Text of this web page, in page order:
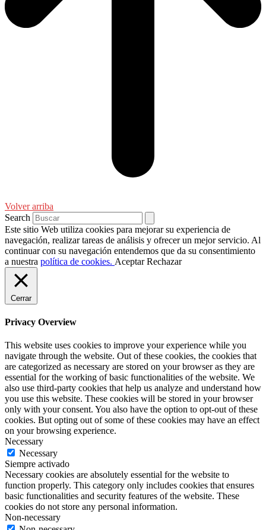
Volver arriba
Search
Este sitio Web utiliza cookies para mejorar su experiencia de
navegación, realizar tareas de análisis y ofrecer un mejor servicio. Al
continuar con su navegación entendemos que da su consentimiento
a nuestra política de cookies. Aceptar Rechazar
Cerrar
Privacy Overview
This website uses cookies to improve your experience while you
navigate through the website. Out of these cookies, the cookies that
are categorized as necessary are stored on your browser as they are
essential for the working of basic functionalities of the website. We
also use third-party cookies that help us analyze and understand how
you use this website. These cookies will be stored in your browser
only with your consent. You also have the option to opt-out of these
cookies. But opting out of some of these cookies may have an effect
on your browsing experience.
Necessary
Necessary
Siempre activado
Necessary cookies are absolutely essential for the website to
function properly. This category only includes cookies that ensures
basic functionalities and security features of the website. These
cookies do not store any personal information.
Non-necessary